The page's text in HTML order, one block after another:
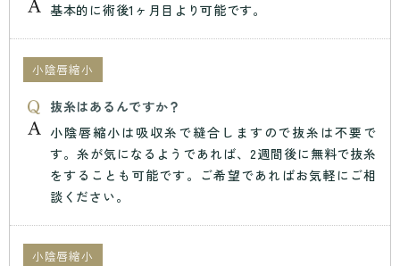
基本的に術後1ヶ月目より可能です。
小陰唇縮小
抜糸はあるんですか？
小陰唇縮小は吸収糸で縫合しますので抜糸は不要で
す。糸が気になるようであれば、2週間後に無料で抜糸
をすることも可能です。ご希望であればお気軽にご相
談ください。
小陰唇縮小